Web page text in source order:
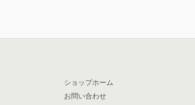
ショップホーム
お問い合わせ